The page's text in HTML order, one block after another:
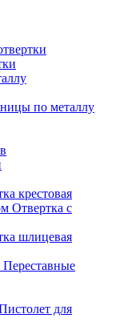
по металлу
крестовая
Отвертка с
шлицевая
Переставные
для